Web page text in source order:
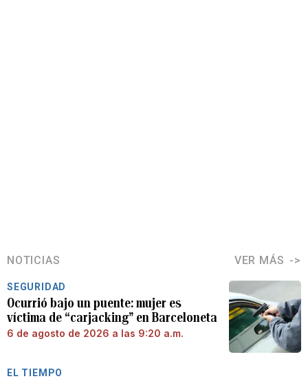
NOTICIAS VER MÁS
SEGURIDAD
Ocurrió bajo un puente: mujer es
víctima de “carjacking” en Barceloneta
6 de agosto de 2026 a las 9:20 a.m.
EL TIEMPO